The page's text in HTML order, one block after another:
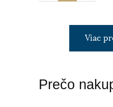
Viac
Prečo